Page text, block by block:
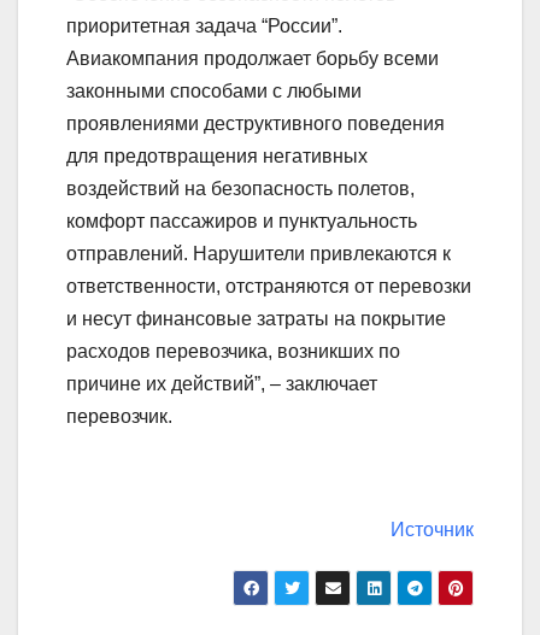
приоритетная задача “России”.
Авиакомпания продолжает борьбу всеми
законными способами с любыми
проявлениями деструктивного поведения
для предотвращения негативных
воздействий на безопасность полетов,
комфорт пассажиров и пунктуальность
отправлений. Нарушители привлекаются к
ответственности, отстраняются от перевозки
и несут финансовые затраты на покрытие
расходов перевозчика, возникших по
причине их действий”, – заключает
перевозчик.
Источник